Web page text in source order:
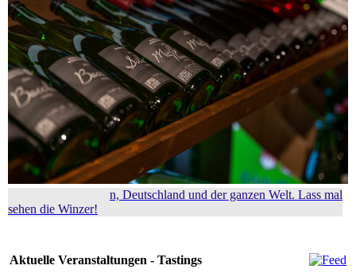
Weine aus Franken, Deutschland und der ganzen Welt. Lass mal
sehen die Winzer!
Aktuelle Veranstaltungen - Tastings